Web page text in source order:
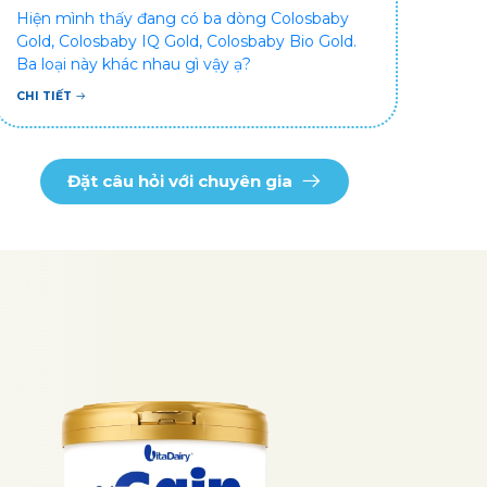
Hiện mình thấy đang có ba dòng Colosbaby
Gold, Colosbaby IQ Gold, Colosbaby Bio Gold.
Ba loại này khác nhau gì vậy ạ?
CHI TIẾT
Đặt câu hỏi với chuyên gia